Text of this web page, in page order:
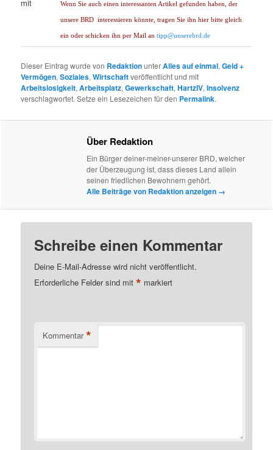
Wenn Sie auch einen interessanten Artikel gefunden haben, der
unsere BRD interessieren könnte, tragen Sie ihn hier bitte gleich
ein oder schicken ihn per Mail antipp@unserebrd.de
Dieser Eintrag wurde von RedaktionunterAlles auf einmal,Geld +
Vermögen,Soziales,Wirtschaftveröffentlicht und mit
Arbeitslosigkeit,Arbeitsplatz,Gewerkschaft,HartzIV,Insolvenz
verschlagwortet. Setze ein Lesezeichen für den Permalink.
Über Redaktion
Ein Bürger deiner-meiner-unserer BRD, welcher
der Überzeugung ist, dass dieses Land allein
seinen friedlichen Bewohnern gehört.
Alle Beiträge von Redaktion anzeigen →
Schreibe einen Kommentar
Deine E-Mail-Adresse wird nicht veröffentlicht.
Erforderliche Felder sind mit* markiert
Kommentar *